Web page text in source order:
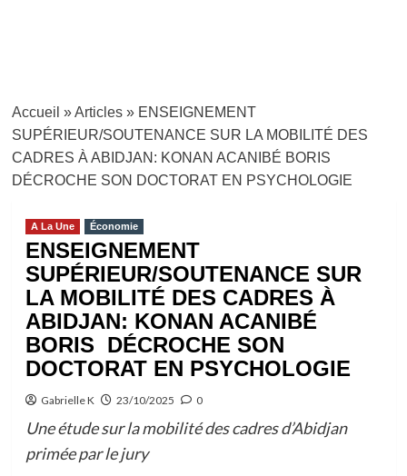
Accueil »Articles» ENSEIGNEMENT
SUPÉRIEUR/SOUTENANCE SUR LA MOBILITÉ DES
CADRES À ABIDJAN: KONAN ACANIBÉ BORIS
DÉCROCHE SON DOCTORAT EN PSYCHOLOGIE
A La Une Économie
ENSEIGNEMENT
SUPÉRIEUR/SOUTENANCE SUR
LA MOBILITÉ DES CADRES À
ABIDJAN: KONAN ACANIBÉ
BORIS DÉCROCHE SON
DOCTORAT EN PSYCHOLOGIE
Gabrielle K 23/10/2025 0
Une étude sur la mobilité des cadres d’Abidjan
primée par le jury